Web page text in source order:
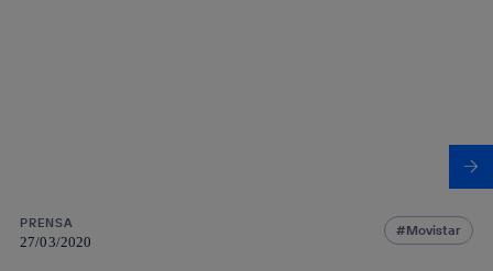
PRENSA
27/03/2020
Movistar